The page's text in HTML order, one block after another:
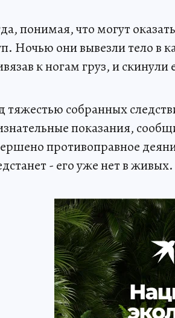
понимая, что могут
Ночью они вывезли тело в
к ногам груз, и скинули
тяжестью собранных
показания,
противоправное
- его уже нет в живых.